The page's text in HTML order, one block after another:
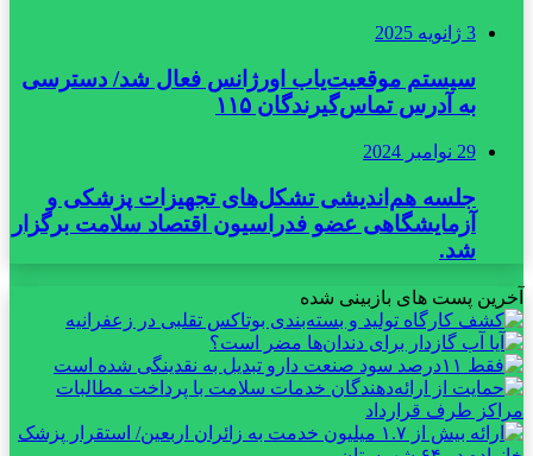
3 ژانویه 2025
سیستم موقعیت‌یاب اورژانس فعال شد/ دسترسی
به آدرس تماس‌گیرندگان ۱۱۵
29 نوامبر 2024
جلسه هم‌اندیشی تشکل‌های تجهیزات پزشکی و
آزمایشگاهی عضو فدراسیون اقتصاد سلامت برگزار
شد.
آخرین پست های بازبینی شده